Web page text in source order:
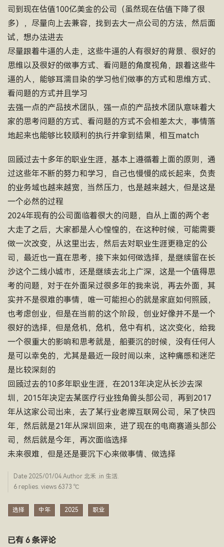
司到现在估值100亿美金的公司（虽然现在估值下降了很
多），尽量向上去兼容，找到去大一点公司的方法，然后面
试，想办法进去
尽量跟着牛逼的人走，这些牛逼的人有很好的背景、很好的
思维以及很好的做事方式、看问题的角度视角，跟着这些牛
逼的人，能够耳濡目染的学习他们做事的方式和思维方式、
看问题的方式并且学习
去强一点的产品技术团队，强一点的产品技术团队意味着大
家的思考问题的方式、看问题的方式不会相差太大，事情落
地起来也能够比较顺利的执行并拿到结果，相互match
回顾过去十多年的职业生涯，基本上遵循着上面的原则，通
过这些年不断的努力和学习，自己也慢慢的成长起来，负责
的业务域也越来越宽，当然压力，也是越来越大，但是这是
一个必然的过程
2024年现有的公司面临着很大的问题，自从上面的两个老
大走了之后，大家都是人心惶惶的，在这种时候，可能需要
做一次改变，从这里出去，然后去对职业生涯更稳定的公
司，最近也一直在思考，接下来如何做选择，是继续留在长
沙这个二线小城市，还是继续去北上广深，这是一个值得思
考的问题，对于在外面呆过很多年的我来说，再去外面，其
实并不是很难的事情，唯一可能担心的就是家庭如何照顾，
也考虑创业，但是在当前的这个阶段，创业好像并不是一个
很好的选择，但是危机，危机，危中有机，这次变化，给我
一个很重大的影响和思考就是，船要沉的时候，没有任何人
是可以幸免的，尤其是最近一段时间以来，这种痛感和迷茫
是比较深刻的
回顾过去的10多年职业生涯，在2013年决定从长沙去深
圳，2015年决定去某医疗行业独角兽头部公司，再到2017
年从这家公司出来，去了某行业老牌互联网公司，呆了快四
年，然后就是21年从深圳回来，进了现在的电商赛道头部公
司，然后就是今年，再次面临选择
未来很难，但是还是要沉下心来做事情、做选择
Date 2025/01/04.Author 北禾 .in 生活.
6 replies. views 6373 ­℃
选择 中年 2025 职业
已有 6 条评论